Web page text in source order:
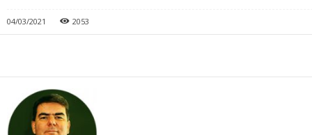
04/03/2021 2053